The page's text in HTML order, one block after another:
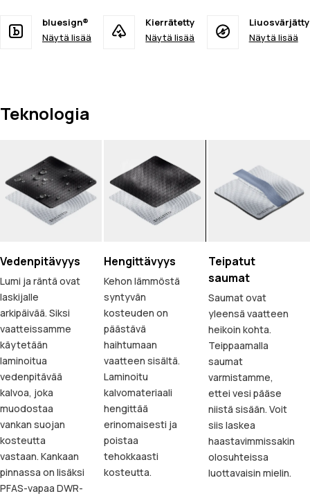
bluesign®
Näytä lisää
Kierrätetty
Näytä lisää
Liuosvärjätty
Näytä lisää
Teknologia
Vedenpitävyys
Lumi ja räntä ovat
laskijalle
arkipäivää. Siksi
vaatteissamme
käytetään
laminoitua
vedenpitävää
kalvoa, joka
muodostaa
vankan suojan
kosteutta
vastaan. Kankaan
pinnassa on lisäksi
PFAS-vapaa DWR-
Hengittävyys
Kehon lämmöstä
syntyvän
kosteuden on
päästävä
haihtumaan
vaatteen sisältä.
Laminoitu
kalvomateriaali
hengittää
erinomaisesti ja
poistaa
tehokkaasti
kosteutta.
Teipatut
saumat
Saumat ovat
yleensä vaatteen
heikoin kohta.
Teippaamalla
saumat
varmistamme,
ettei vesi pääse
niistä sisään. Voit
siis laskea
haastavimmissakin
olosuhteissa
luottavaisin mielin.